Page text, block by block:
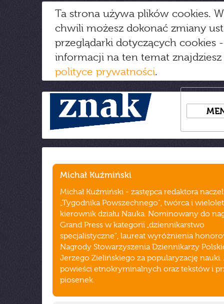
Ta strona używa plików cookies.
chwili możesz dokonać zmiany
przeglądarki dotyczących cookies
informacji na ten temat
polityce prywatności.
Michał Kuźmiński
Michał Kuźmiński - zastępca redaktora
„Tygodnika Powszechnego", twórca i
kierownik działu Nauka. Nominowany do
Grand Press w kategorii „dziennikarstwo
specjalistyczne", laureat wyróżnienia
Nagrody Stowarzyszenia Dziennikarzy
Jerzego Zielińskiego za popularyzację
powieści etnokryminalnych oraz tekstów i
piosenek.